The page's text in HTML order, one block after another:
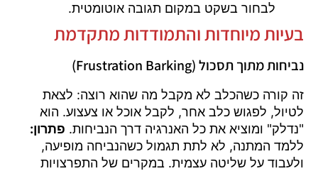
לבחור בשקט במקום תגובה אוטומטית.
בעיות מיוחדות והתמודדות מתקדמת
נביחות מתוך תסכול (Frustration Barking)
זה קורה כשהכלב לא מקבל מה שהוא רוצה: לצאת
לטיול, לפגוש כלב אחר, לקבל אוכל או צעצוע. הוא
"נדלק" ומוציא את כל האנרגיה דרך הנביחות. פתרון:
ללמד המתנה, לא לתת תגמול כשהנביחה מופיעה,
ולעבוד על שליטה עצמית. במקרים של התפרצויות